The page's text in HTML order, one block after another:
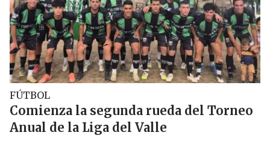
FÚTBOL
Comienza la segunda rueda del Torneo
Anual de la Liga del Valle